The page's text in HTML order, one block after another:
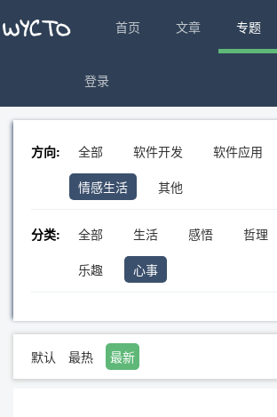
首页 文章 专题
登录
方向: 全部 软件开发 软件应用
情感生活
其他
分类: 全部 生活 感悟 哲理
乐趣
心事
默认 最热 最新